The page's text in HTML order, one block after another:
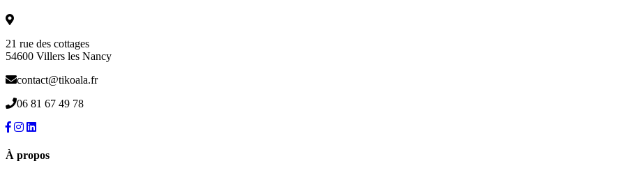
21 rue des cottages
54600 Villers les Nancy
contact@tikoala.fr
06 81 67 49 78
À propos